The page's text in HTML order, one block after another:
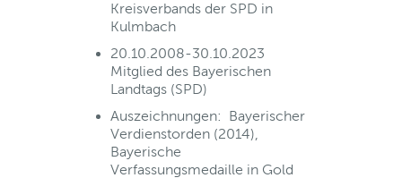
Kreisverbands der SPD in
Kulmbach
20.10.2008-30.10.2023
Mitglied des Bayerischen
Landtags (SPD)
Auszeichnungen: Bayerischer
Verdienstorden (2014),
Bayerische
Verfassungsmedaille in Gold